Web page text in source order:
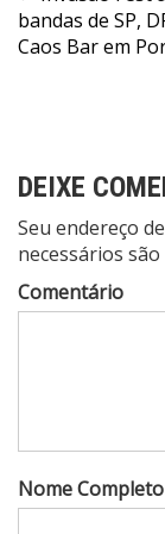
de
bandas de SP,
Caos Bar em
DEIXE
Seu endereço
necessários
Comentário
Nome